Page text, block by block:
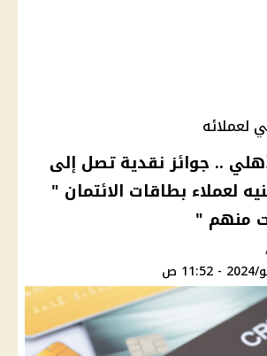
لعملائه
.. جوائز نقدية تصل إلى
لعملاء بطاقات الائتمان "
منهم "